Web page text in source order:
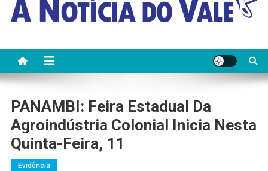
PANAMBI: Feira Estadual Da
Agroindústria Colonial Inicia Nesta
Quinta-Feira, 11
Evidência